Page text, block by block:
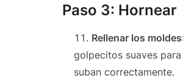
Paso 3: Hornear
Rellenar los moldes
golpecitos suaves
suban correctamente.